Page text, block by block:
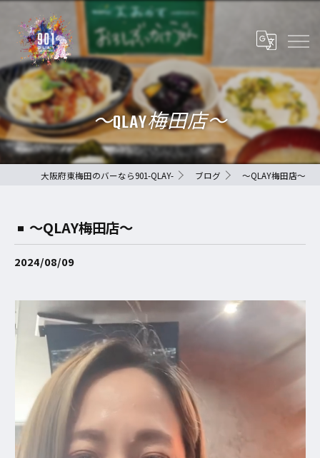
〜QLAY梅田店〜
大阪府東梅田のバーなら901-QLAY- ブログ 〜QLAY梅田店〜
〜QLAY梅田店〜
2024/08/09